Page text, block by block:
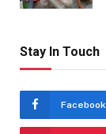
Stay In Touch
Facebook